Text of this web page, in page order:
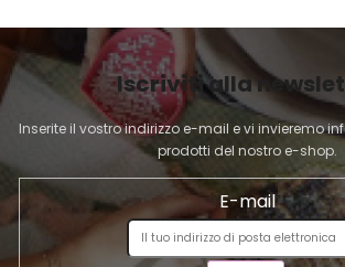
G
N
Iscriviti alla
Inserite il vostro indirizzo e-mail e vi invieremo
prodotti del nostro e-shop.
E-mail